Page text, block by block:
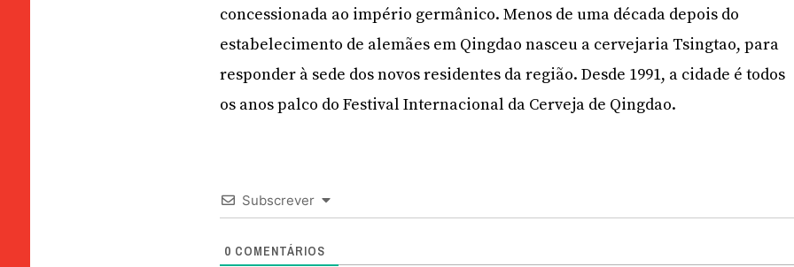
concessionada ao império germânico. Menos de uma década depois do
estabelecimento de alemães em Qingdao nasceu a cervejaria Tsingtao, para
responder à sede dos novos residentes da região. Desde 1991, a cidade é todos
os anos palco do Festival Internacional da Cerveja de Qingdao.
Subscrever
0 COMENTÁRIOS